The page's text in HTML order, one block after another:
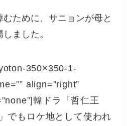
ために、サニョンが母と
ました。
350×350-1-
align=”right”
韓ドラ「哲仁王
でもロケ地として使われ